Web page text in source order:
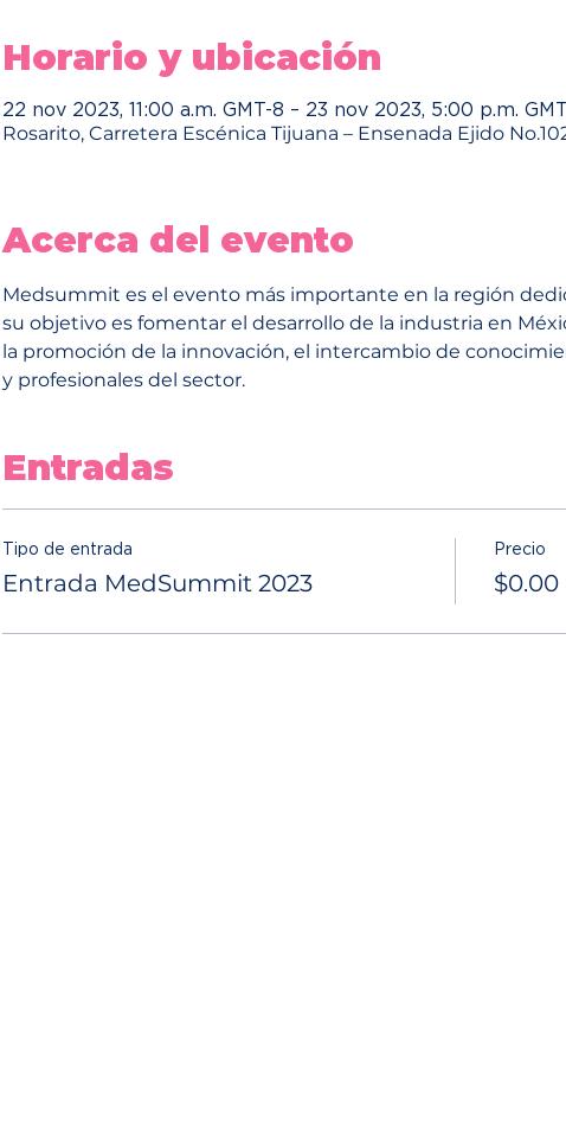
Horario y ubicación
22 nov 2023, 11:00 a.m. GMT-8 – 23 nov 2023, 5:00 p.m.
Rosarito, Carretera Escénica Tijuana – Ensenada Ejido
Acerca del evento
Medsummit es el evento más importante en la región
su objetivo es fomentar el desarrollo de la industria en
la promoción de la innovación, el intercambio de
y profesionales del sector.
Entradas
Tipo de entrada
Entrada MedSummit 2023
Precio
$0.00